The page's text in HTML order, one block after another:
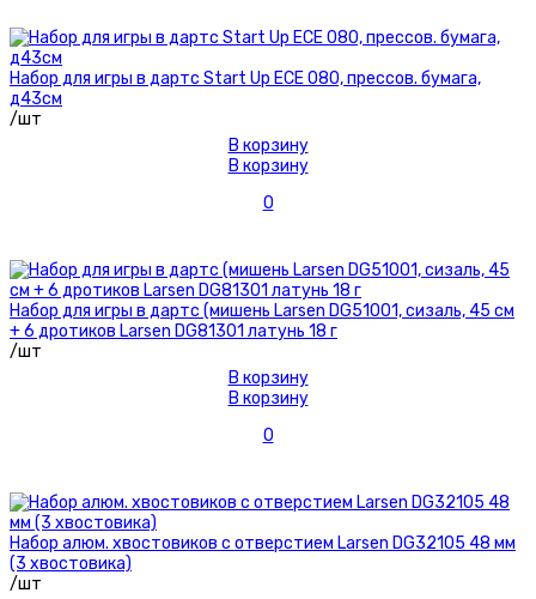
Набор для игры в дартс Start Up ECE 080, прессов. бумага,
д43см
/шт
В корзину
В корзину
0
Набор для игры в дартс (мишень Larsen DG51001, сизаль, 45 см
+ 6 дротиков Larsen DG81301 латунь 18 г
/шт
В корзину
В корзину
0
Набор алюм. хвостовиков с отверстием Larsen DG32105 48 мм
(3 хвостовика)
/шт